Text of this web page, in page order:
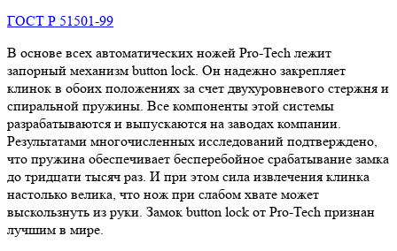
ГОСТ Р 51501-99
В основе всех автоматических ножей Pro-Tech лежит
запорный механизм button lock. Он надежно закрепляет
клинок в обоих положениях за счет двухуровневого стержня и
спиральной пружины. Все компоненты этой системы
разрабатываются и выпускаются на заводах компании.
Результатами многочисленных исследований подтверждено,
что пружина обеспечивает бесперебойное срабатывание замка
до тридцати тысяч раз. И при этом сила извлечения клинка
настолько велика, что нож при слабом хвате может
выскользнуть из руки. Замок button lock от Pro-Tech признан
лучшим в мире.